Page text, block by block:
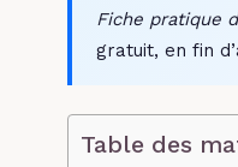
Fiche pratique
gratuit, en fin
Table des